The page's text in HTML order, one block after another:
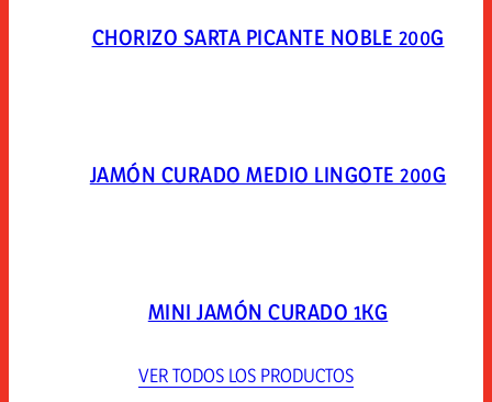
CHORIZO SARTA PICANTE NOBLE 200G
JAMÓN CURADO MEDIO LINGOTE 200G
MINI JAMÓN CURADO 1KG
VER TODOS LOS PRODUCTOS